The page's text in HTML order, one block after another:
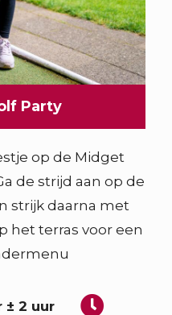
Party
op de Midget
de strijd aan op de
strijk daarna met
het terras voor een
± 2 uur